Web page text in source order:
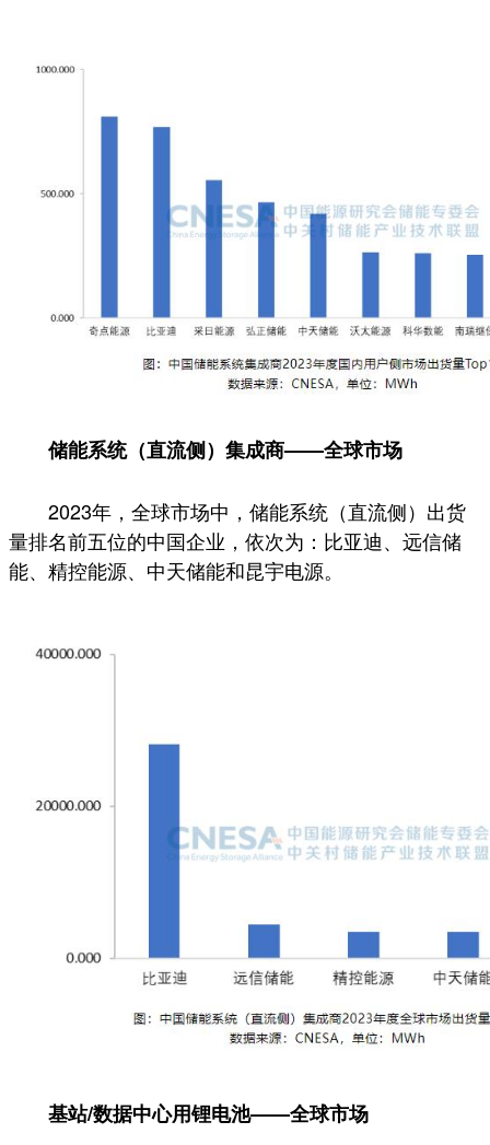
储能系统（直流侧）集成商——全球市场
2023年，全球市场中，储能系统（直流侧）出货
量排名前五位的中国企业，依次为：比亚迪、远信储
能、精控能源、中天储能和昆宇电源。
基站/数据中心用锂电池——全球市场